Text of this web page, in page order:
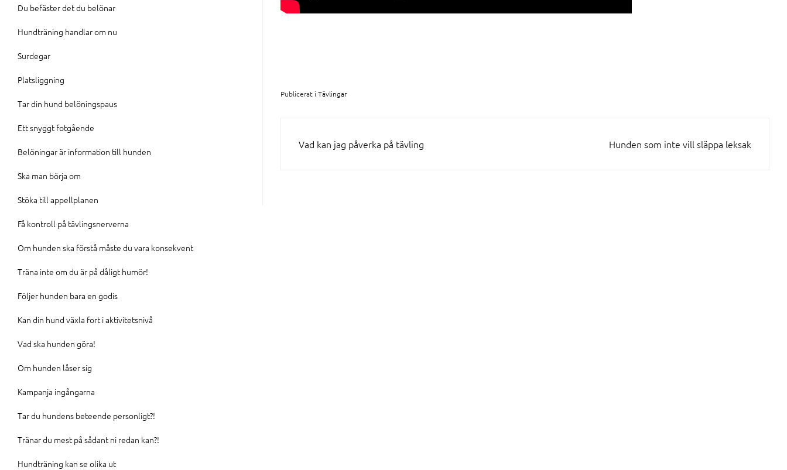
Publicerat i Tävlingar
INLÄGGSNAVIGERING
Vad kan jag påverka på tävling Hunden som inte vill släppa leksak
Du befäster det du belönar
Hundträning handlar om nu
Surdegar
Platsliggning
Tar din hund belöningspaus
Ett snyggt fotgående
Belöningar är information till hunden
Ska man börja om
Stöka till appellplanen
Få kontroll på tävlingsnerverna
Om hunden ska förstå måste du vara konsekvent
Träna inte om du är på dåligt humör!
Följer hunden bara en godis
Kan din hund växla fort i aktivitetsnivå
Vad ska hunden göra!
Om hunden låser sig
Kampanja ingångarna
Tar du hundens beteende personligt?!
Tränar du mest på sådant ni redan kan?!
Hundträning kan se olika ut